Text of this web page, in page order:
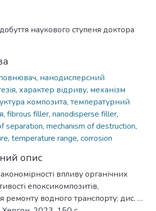
наукового ступеня доктора
, нанодисперсний
, характер відриву, механізм
композита, температурний
, fibrous filler, nanodisperse filler,
separation, mechanism of destruction,
, temperature range, corrosion
опис
впливу органічних
епоксикомпозитів,
ремонту водного транспорту: дис. …